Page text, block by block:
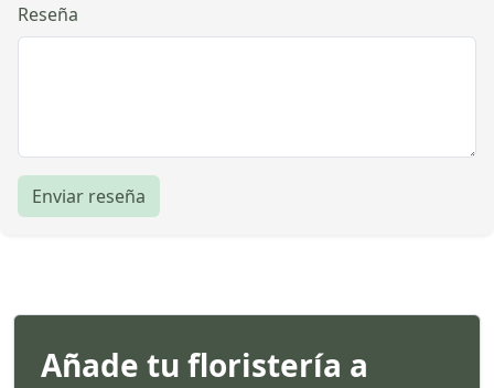
Reseña
Enviar reseña
Añade tu floristería a